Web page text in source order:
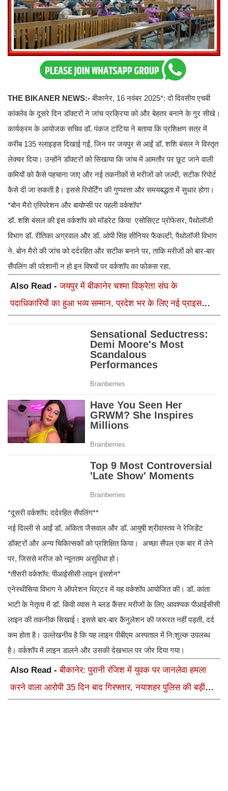
THE BIKANER NEWS:-बीकानेर, 16 नवंबर 2025*: दो दिवसीय एचबी
कांक्लेव के दूसरे दिन डॉक्टरों ने जांच प्रक्रिया को और बेहतर बनाने के गुर सीखे।
कार्यक्रम के आयोजक सचिव डॉ. पंकज टांटिया ने बताया कि प्रशिक्षण सत्र में
करीब 135 स्लाइड्स दिखाई गईं, जिन पर जयपुर से आईं डॉ. शशि बंसल ने विस्तृत
लेक्चर दिया। उन्होंने डॉक्टरों को सिखाया कि जांच में आमतौर पर छूट जाने वाली
कमियों को कैसे पहचाना जाए और नई तकनीकों से मरीजों को जल्दी, सटीक रिपोर्ट
कैसे दी जा सकती है। इससे रिपोर्टिंग की गुणवत्ता और समयबद्धता में सुधार होगा।
*बोन मैरो एस्पिरेशन और बायोप्सी पर पहली वर्कशॉप*
डॉ. शशि बंसल की इस वर्कशॉप को मॉडरेट किया एसोसिएट प्रोफेसर, पैथोलॉजी
विभाग डॉ. रीतिका अग्रवाल और डॉ. ओपी सिंह सीनियर फैकल्टी, पैथोलॉजी विभाग
ने. बोन मैरो की जांच को दर्दरहित और सटीक बनाने पर, ताकि मरीजों को बार-बार
सैंपलिंग की परेशानी न हो इन विषयों पर वर्कशॉप का फोकस रहा.
Also Read -जयपुर में बीकानेर चश्मा विक्रेता संघ के
पदाधिकारियों का हुआ भव्य सम्मान, प्रदेश भर के लिए नई प्राइस
*दूसरी वर्कशॉप: दर्दरहित सैंपलिंग**
नई दिल्ली से आईं डॉ. अंकिता जैसवाल और डॉ. आयुषी श्रीवास्तव ने रेजिडेंट
डॉक्टरों और अन्य चिकित्सकों को प्रशिक्षित किया। अच्छा सैंपल एक बार में लेने
पर, जिससे मरीज को न्यूनतम असुविधा हो।
*तीसरी वर्कशॉप: पीआईसीसी लाइन इंसर्शन*
एनेस्थीसिया विभाग ने ऑपरेशन थिएटर में यह वर्कशॉप आयोजित की। डॉ. कांता
भाटी के नेतृत्व में डॉ. किवी व्यास ने ब्लड कैंसर मरीजों के लिए आवश्यक पीआईसीसी
लाइन की तकनीक सिखाई। इससे बार-बार कैनुलेशन की जरूरत नहीं पड़ती, दर्द
कम होता है। उल्लेखनीय है कि यह लाइन पीबीएम अस्पताल में नि:शुल्क उपलब्ध
है। वर्कशॉप में लाइन डालने और उसकी देखभाल पर जोर दिया गया।
Also Read -बीकानेर: पुरानी रंजिश में युवक पर जानलेवा हमला
करने वाला आरोपी 35 दिन बाद गिरफ्तार, नयाशहर पुलिस की बड़ी